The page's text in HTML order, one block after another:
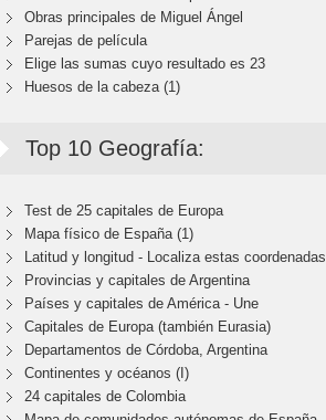
Obras principales de Miguel Ángel
Parejas de película
Elige las sumas cuyo resultado es 23
Huesos de la cabeza (1)
Top 10 Geografía:
Test de 25 capitales de Europa
Mapa físico de España (1)
Latitud y longitud - Localiza estas coordenadas
Provincias y capitales de Argentina
Países y capitales de América - Une
Capitales de Europa (también Eurasia)
Departamentos de Córdoba, Argentina
Continentes y océanos (I)
24 capitales de Colombia